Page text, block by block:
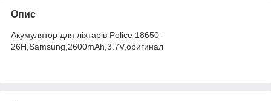
Опис
Акумулятор для ліхтарів Police 18650-
26H,Samsung,2600mAh,3.7V,оригинал